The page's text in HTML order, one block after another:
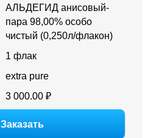
АЛЬДЕГИД анисовый-
пара 98,00% особо
чистый (0,250л/флакон)
1 флак
extra pure
3 000.00 ₽
Заказать